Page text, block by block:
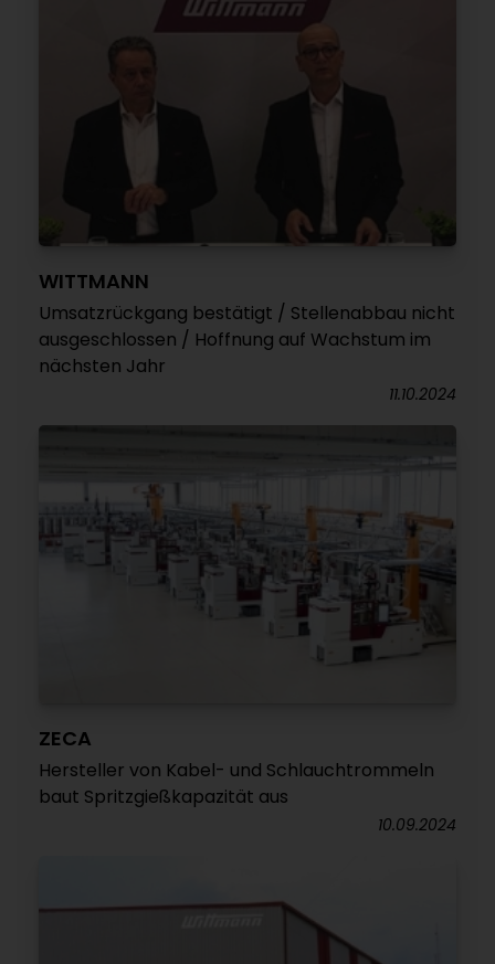
WITTMANN
Umsatzrückgang bestätigt / Stellenabbau nicht
ausgeschlossen / Hoffnung auf Wachstum im
nächsten Jahr
11.10.2024
ZECA
Hersteller von Kabel- und Schlauchtrommeln
baut Spritzgießkapazität aus
10.09.2024